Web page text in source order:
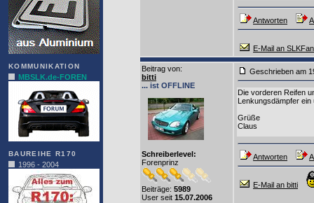
KOMMUNIKATION
MBSLK.de-FOREN
BAUREIHE R170
1996 - 2004
Antworten
E-Mail an
Beitrag von:
bitti
... ist OFFLINE
Schreiberlevel:
Forenprinz
Beiträge: 5989
User seit 15.07.2006
Geschrieben am
Die vorderen Reifen
Lenkungsdämpfer ein
Grüße
Claus
Antworten
E-Mail an bitti